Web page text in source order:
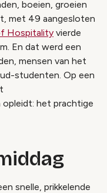
boeien, groeien
met 49 aangesloten
Hospitality vierde
En dat werd een
mensen van het
studenten. Op een
opleidt: het prachtige
snelle, prikkelende